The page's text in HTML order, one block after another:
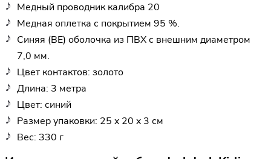
Медный проводник калибра 20
Медная оплетка с покрытием 95 %.
Синяя (BE) оболочка из ПВХ с внешним диаметром
7,0 мм.
Цвет контактов: золото
Длина: 3 метра
Цвет: синий
Размер упаковки: 25 x 20 x 3 см
Вес: 330 г